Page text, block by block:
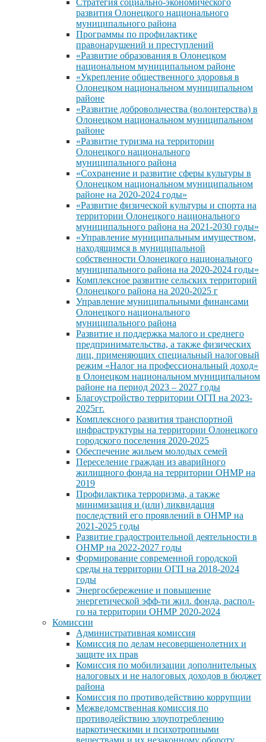
развития Олонецкого национального
муниципального района
Программы по профилактике
правонарушений и преступлений
«Развитие образования в Олонецком
национальном муниципальном районе
«Укрепление общественного здоровья в
Олонецком национальном муниципальном
районе
«Развитие добровольчества (волонтерства) в
Олонецком национальном муниципальном
районе
«Развитие туризма на территории
Олонецкого национального
муниципального района
«Сохранение и развитие сферы культуры в
Олонецком национальном муниципальном
районе на 2020-2024 годы»
«Развитие физической культуры и спорта на
территории Олонецкого национального
муниципального района на 2021-2030 годы»
«Управление муниципальным имуществом,
находящимся в муниципальной
собственности Олонецкого национального
муниципального района на 2020-2024 годы»
Комплексное развитие сельских территорий
Олонецкого района на 2020-2025 г
Управление муниципальными финансами
Олонецкого национального
муниципального района
Развитие и поддержка малого и среднего
предпринимательства, а также физических
лиц, применяющих специальный налоговый
режим «Налог на профессиональный доход»
в Олонецком национальном муниципальном
районе на период 2023 – 2027 годы
Благоустройство территории ОГП на 2023-
2025гг.
Комплексного развития транспортной
инфраструктуры на территории Олонецкого
городского поселения 2020-2025
Обеспечение жильем молодых семей
Переселение граждан из аварийного
жилищного фонда на территории ОНМР на
2019
Профилактика терроризма, а также
минимизация и (или) ликвидация
последствий его проявлений в ОНМР на
2021-2025 годы
Развитие градостроительной деятельности в
ОНМР на 2022-2027 годы
Формирование современной городской
среды на территории ОГП на 2018-2024
годы
Энергосбережение и повышение
энергетической эфф-ти жил. фонда, распол-
го на территории ОНМР 2020-2024
Комиссии
Административная комиссия
Комиссия по делам несовершенолетних и
защите их прав
Комиссия по мобилизации дополнительных
налоговых и не налоговых доходов в бюджет
района
Комиссия по противодействию коррупции
Межведомственная комиссия по
противодействию злоупотреблению
наркотическими и психотропными
веществами и их незаконному обороту